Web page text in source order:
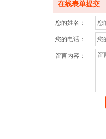
在线表单提交
您的姓名：
您的电话：
留言内容：